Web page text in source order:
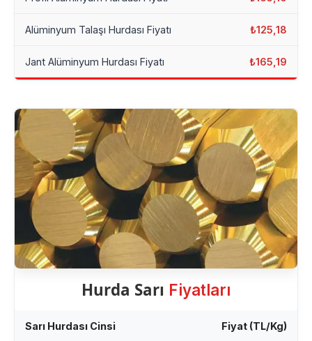
Alüminyum Talaşı Hurdası Fiyatı ₺125,18
Jant Alüminyum Hurdası Fiyatı ₺165,19
Hurda Sarı Fiyatları
Sarı Hurdası Cinsi Fiyat (TL/Kg)